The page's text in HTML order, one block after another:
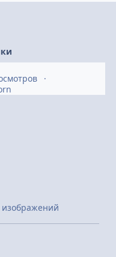
изображений